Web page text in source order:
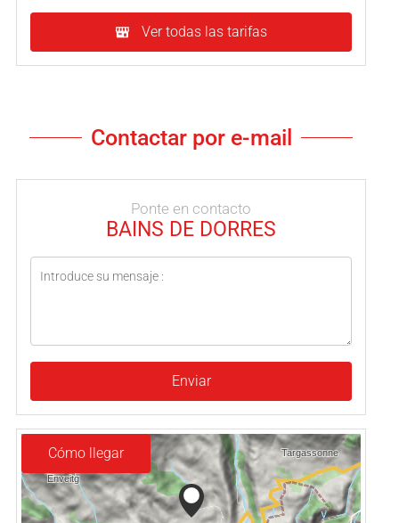
Ver todas las tarifas
Contactar por e-mail
Ponte en contacto
BAINS DE DORRES
Enviar
Cómo llegar